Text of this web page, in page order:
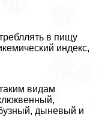
в пищу
индекс,
видам
дыневый и